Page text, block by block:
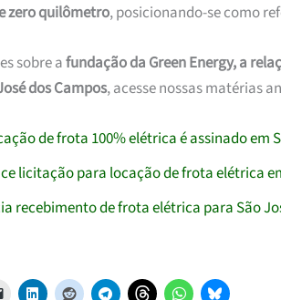
zero quilômetro, posicionando-se como
sobre afundação da Green Energy, a
dos Campos, acesse nossas matérias
de frota 100% elétrica é assinado em
licitação para locação de frota elétrica
recebimento de frota elétrica para São